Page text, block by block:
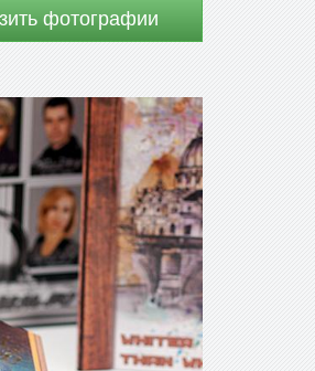
фотографии